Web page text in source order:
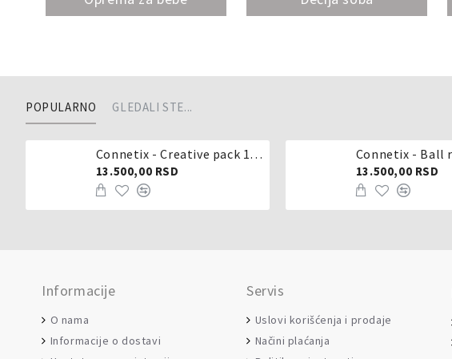
POPULARNO GLEDALI STE...
Connetix - Creative pack 102 dela
13.500,00 RSD 13.500,00 RSD
Informacije
O nama
Informacije o dostavi
Servis
Uslovi korišćenja i prodaje
Načini plaćanja